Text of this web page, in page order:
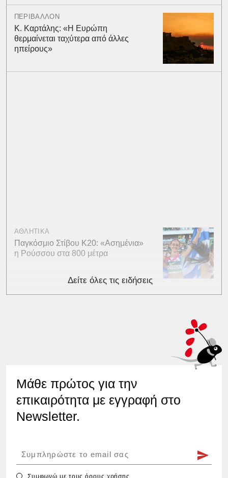
ΠΕΡΙΒΑΛΛΟΝ
Κ. Καρτάλης: «Η Ευρώπη
θερμαίνεται ταχύτερα από άλλες
ηπείρους»
ΑΘΛΗΤΙΚΑ
Παγκόσμιο Στίβου Κ20: «Ασημένια»
η Ρούσσου στα 800 μέτρα
Δείτε όλες τις ειδήσεις
Μάθε πρώτος για την
επικαιρότητα με εγγραφή στο
Newsletter.
Συμφωνώ με τουςόρους χρήσης